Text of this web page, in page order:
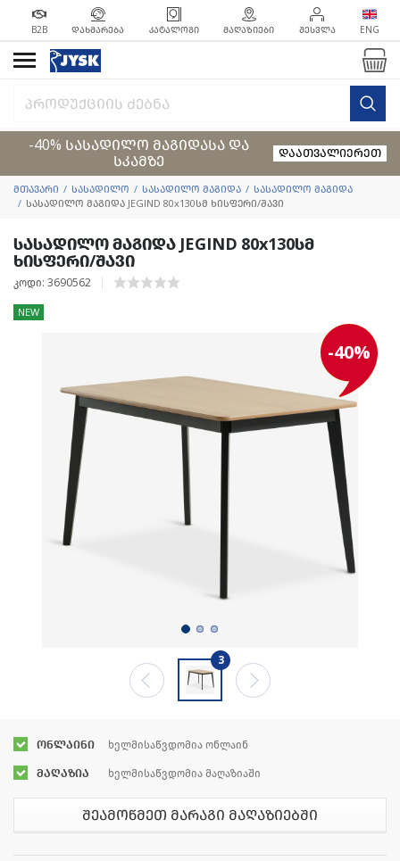
B2B ᲓᲐᲮᲛᲐᲠᲔᲑᲐ ᲙᲐᲢᲐᲚᲝᲒᲘ ᲛᲐᲦᲐᲖᲘᲔᲑᲘ ᲨᲔᲡᲕᲚᲐ ENG
-40% სასადილო მაგიდასა და
სკამზე
დაათვალიერეთ
მთავარი სასადილო სასადილო მაგიდა
სასადილო მაგიდა
სასადილო მაგიდა JEGIND 80x130სმ ხისფერი/შავი
სასადილო მაგიდა JEGIND 80x130სმ
ხისფერი/შავი
კოდი: 3690562
NEW
-40%
3
ონლაინი ხელმისაწვდომია ონლაინ
მაღაზია ხელმისაწვდომია მაღაზიაში
შეამოწმეთ მარაგი მაღაზიებში